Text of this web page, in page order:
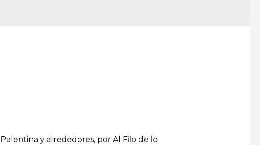
y alrededores, por Al Filo de lo